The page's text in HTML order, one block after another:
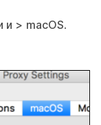
и > macOS.